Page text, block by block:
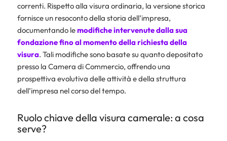
correnti. Rispetto alla visura ordinaria, la versione storica
fornisce un resoconto della storia dell’impresa,
documentando lemodifiche intervenute dalla sua
fondazione fino al momento della richiesta della
visura. Tali modifiche sono basate su quanto depositato
presso la Camera di Commercio, offrendo una
prospettiva evolutiva delle attività e della struttura
dell’impresa nel corso del tempo.
Ruolo chiave della visura camerale: a cosa
serve?